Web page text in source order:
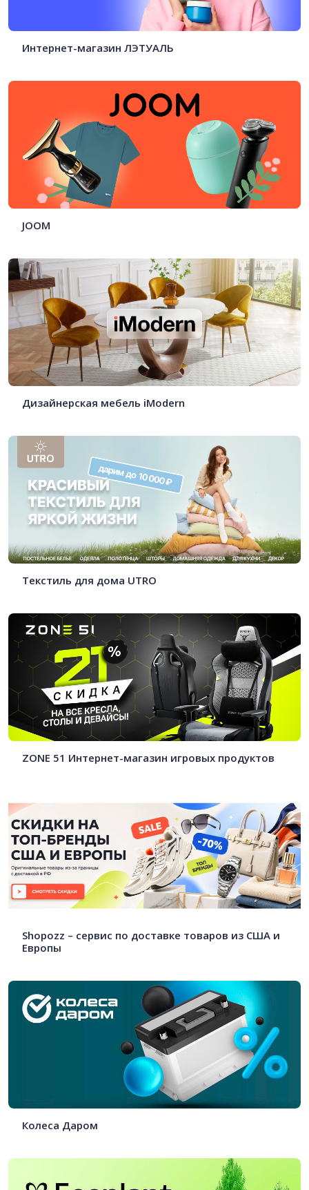
Интернет-магазин ЛЭТУАЛЬ
JOOM
Дизайнерская мебель iModern
Текстиль для дома UTRO
ZONE 51 Интернет-магазин игровых продуктов
Shopozz – сервис по доставке товаров из США и
Европы
Колеса Даром